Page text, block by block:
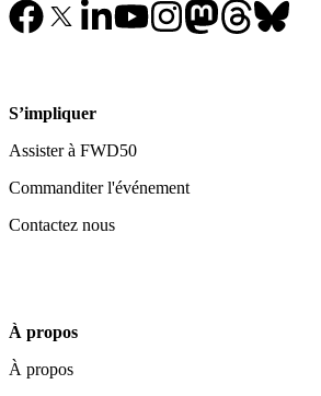
S’impliquer
Assister à FWD50
Commanditer l'événement
Contactez nous
À propos
À propos